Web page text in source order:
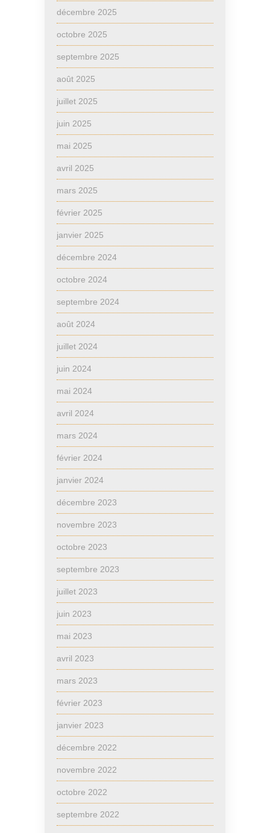
décembre 2025
octobre 2025
septembre 2025
août 2025
juillet 2025
juin 2025
mai 2025
avril 2025
mars 2025
février 2025
janvier 2025
décembre 2024
octobre 2024
septembre 2024
août 2024
juillet 2024
juin 2024
mai 2024
avril 2024
mars 2024
février 2024
janvier 2024
décembre 2023
novembre 2023
octobre 2023
septembre 2023
juillet 2023
juin 2023
mai 2023
avril 2023
mars 2023
février 2023
janvier 2023
décembre 2022
novembre 2022
octobre 2022
septembre 2022